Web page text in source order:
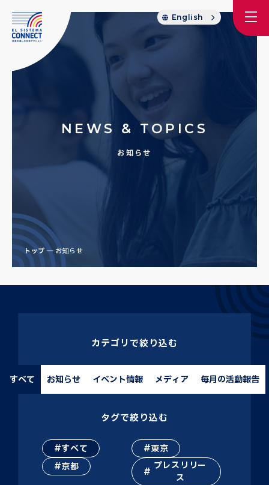
English
NEWS & TOPICS
お知らせ
トップ お知らせ
カテゴリで絞り込む
すべて お知らせ イベント情報 メディア 毎月の活動報告
タグで絞り込む
すべて
東京
京都
プレスリリー
ス